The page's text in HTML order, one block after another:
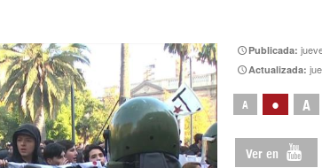
Publicada:
Actualizada:
A • A
Ver en